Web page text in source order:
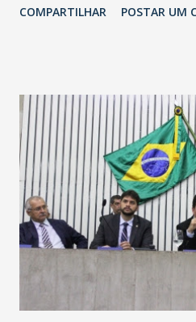
Havan Fortaleza ainda não foi
COMPARTILHAR POSTAR UM